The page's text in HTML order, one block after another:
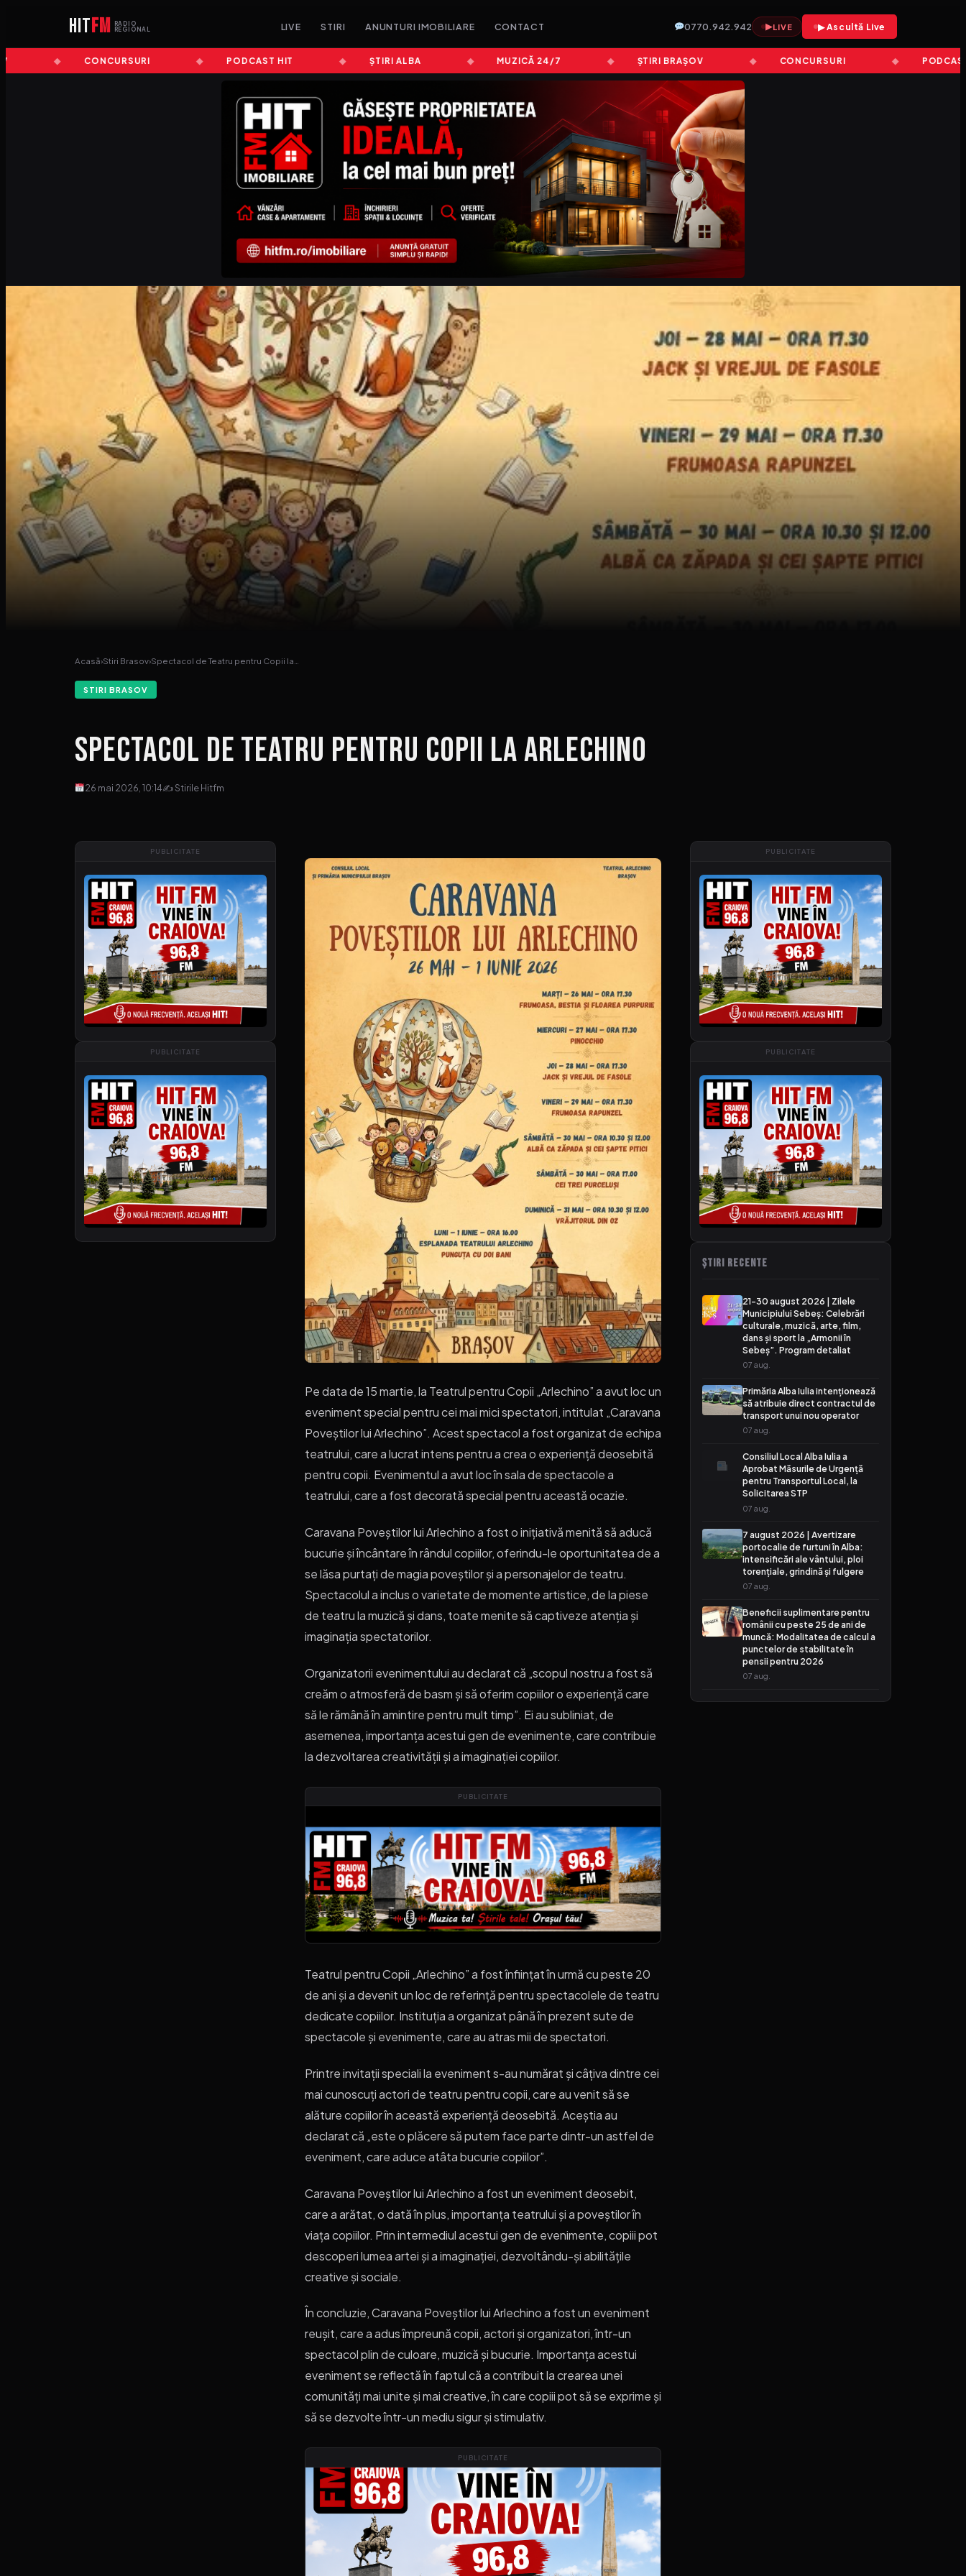
HITFM
RADIO
REGIONAL
LIVE STIRI ANUNTURI IMOBILIARE CONTACT 0770.942.942 ▶LIVE ▶ Ascultă Live
CONCURSURI PODCAST HIT ȘTIRI ALBA MUZICĂ 24/7 ȘTIRI BRAȘOV CONCURSURI PODCAST HIT
Acasă›Stiri Brasov›Spectacol de Teatru pentru Copii la…
STIRI BRASOV
Spectacol de Teatru pentru Copii la Arlechino
26 mai 2026, 10:14✍ Stirile Hitfm
PUBLICITATE
PUBLICITATE
Pe data de 15 martie, la Teatrul pentru Copii „Arlechino” a avut loc un
eveniment special pentru cei mai mici spectatori, intitulat „Caravana
Poveștilor lui Arlechino”. Acest spectacol a fost organizat de echipa
teatrului, care a lucrat intens pentru a crea o experiență deosebită
pentru copii. Evenimentul a avut loc în sala de spectacole a
teatrului, care a fost decorată special pentru această ocazie.
Caravana Poveștilor lui Arlechino a fost o inițiativă menită să aducă
bucurie și încântare în rândul copiilor, oferindu-le oportunitatea de a
se lăsa purtați de magia poveștilor și a personajelor de teatru.
Spectacolul a inclus o varietate de momente artistice, de la piese
de teatru la muzică și dans, toate menite să captiveze atenția și
imaginația spectatorilor.
Organizatorii evenimentului au declarat că „scopul nostru a fost să
creăm o atmosferă de basm și să oferim copiilor o experiență care
să le rămână în amintire pentru mult timp”. Ei au subliniat, de
asemenea, importanța acestui gen de evenimente, care contribuie
la dezvoltarea creativității și a imaginației copiilor.
PUBLICITATE
Teatrul pentru Copii „Arlechino” a fost înființat în urmă cu peste 20
de ani și a devenit un loc de referință pentru spectacolele de teatru
dedicate copiilor. Instituția a organizat până în prezent sute de
spectacole și evenimente, care au atras mii de spectatori.
Printre invitații speciali la eveniment s-au numărat și câțiva dintre cei
mai cunoscuți actori de teatru pentru copii, care au venit să se
alăture copiilor în această experiență deosebită. Aceștia au
declarat că „este o plăcere să putem face parte dintr-un astfel de
eveniment, care aduce atâta bucurie copiilor”.
Caravana Poveștilor lui Arlechino a fost un eveniment deosebit,
care a arătat, o dată în plus, importanța teatrului și a poveștilor în
viața copiilor. Prin intermediul acestui gen de evenimente, copiii pot
descoperi lumea artei și a imaginației, dezvoltându-și abilitățile
creative și sociale.
În concluzie, Caravana Poveștilor lui Arlechino a fost un eveniment
reușit, care a adus împreună copii, actori și organizatori, într-un
spectacol plin de culoare, muzică și bucurie. Importanța acestui
eveniment se reflectă în faptul că a contribuit la crearea unei
comunități mai unite și mai creative, în care copiii pot să se exprime și
să se dezvolte într-un mediu sigur și stimulativ.
PUBLICITATE
PUBLICITATE
PUBLICITATE
ȘTIRI RECENTE
21-30 august 2026 | Zilele
Municipiului Sebeș: Celebrări
culturale, muzică, arte, film,
dans și sport la „Armonii în
Sebeș”. Program detaliat
07 aug.
Primăria Alba Iulia intenționează
să atribuie direct contractul de
transport unui nou operator
07 aug.
Consiliul Local Alba Iulia a
Aprobat Măsurile de Urgență
pentru Transportul Local, la
Solicitarea STP
07 aug.
7 august 2026 | Avertizare
portocalie de furtuni în Alba:
intensificări ale vântului, ploi
torențiale, grindină și fulgere
07 aug.
Beneficii suplimentare pentru
românii cu peste 25 de ani de
muncă: Modalitatea de calcul a
punctelor de stabilitate în
pensii pentru 2026
07 aug.